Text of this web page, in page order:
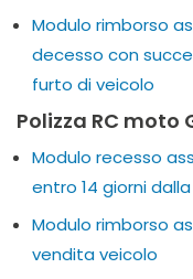
Modulo rimborso
decesso con
furto di veicolo
Polizza RC moto
Modulo recesso
entro 14 giorni
Modulo rimborso
vendita veicolo